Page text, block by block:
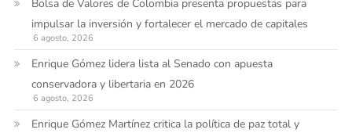
Bolsa de Valores de Colombia presenta propuestas para
impulsar la inversión y fortalecer el mercado de capitales
6 agosto, 2026
Enrique Gómez lidera lista al Senado con apuesta
conservadora y libertaria en 2026
6 agosto, 2026
Enrique Gómez Martínez critica la política de paz total y